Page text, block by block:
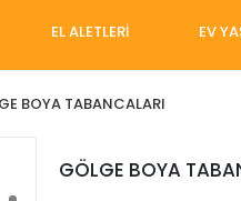
EL ALETLERİ EV
BOYA TABANCALARI
GÖLGE BOYA